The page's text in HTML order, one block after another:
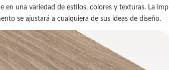
en una variedad de estilos, colores y texturas. La
se ajustará a cualquiera de sus ideas de diseño.